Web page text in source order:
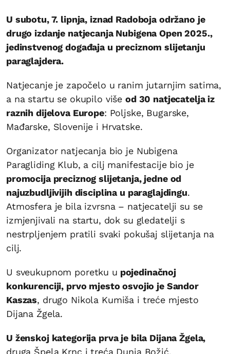
U subotu, 7. lipnja, iznad Radoboja održano je
drugo izdanje natjecanja Nubigena Open 2025.,
jedinstvenog događaja u preciznom slijetanju
paraglajdera.
Natjecanje je započelo u ranim jutarnjim satima,
a na startu se okupilo više od 30 natjecatelja iz
raznih dijelova Europe: Poljske, Bugarske,
Mađarske, Slovenije i Hrvatske.
Organizator natjecanja bio je Nubigena
Paragliding Klub, a cilj manifestacije bio je
promocija preciznog slijetanja, jedne od
najuzbudljivijih disciplina u paraglajdingu.
Atmosfera je bila izvrsna – natjecatelji su se
izmjenjivali na startu, dok su gledatelji s
nestrpljenjem pratili svaki pokušaj slijetanja na
cilj.
U sveukupnom poretku u pojedinačnoj
konkurenciji, prvo mjesto osvojio je Sandor
Kaszas, drugo Nikola Kumiša i treće mjesto
Dijana Žgela.
U ženskoj kategorija prva je bila Dijana Žgela,
druga Špela Krnc i treća Dunja Božić.